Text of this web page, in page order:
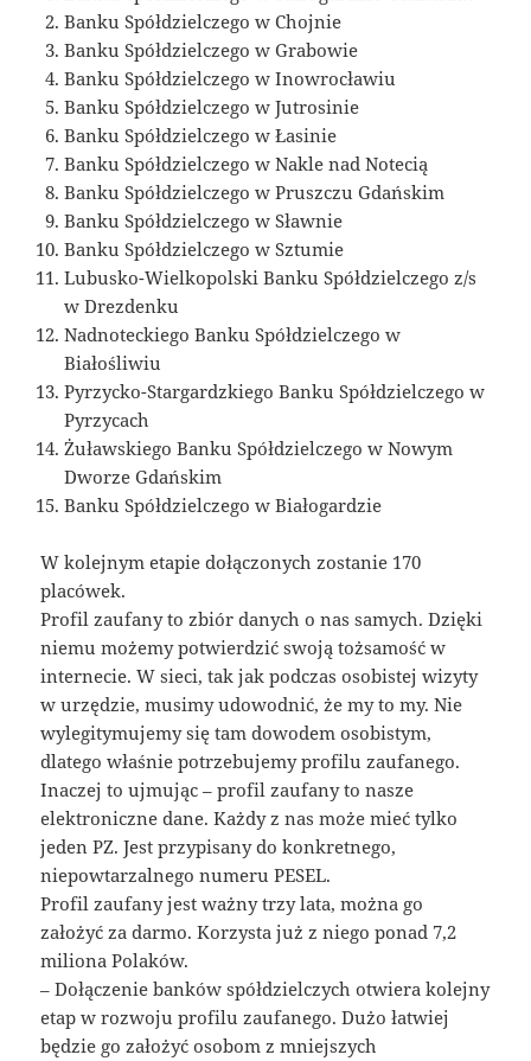
Banku Spółdzielczego w Chojnie
Banku Spółdzielczego w Grabowie
Banku Spółdzielczego w Inowrocławiu
Banku Spółdzielczego w Jutrosinie
Banku Spółdzielczego w Łasinie
Banku Spółdzielczego w Nakle nad Notecią
Banku Spółdzielczego w Pruszczu Gdańskim
Banku Spółdzielczego w Sławnie
Banku Spółdzielczego w Sztumie
Lubusko-Wielkopolski Banku Spółdzielczego z/s
w Drezdenku
Nadnoteckiego Banku Spółdzielczego w
Białośliwiu
Pyrzycko-Stargardzkiego Banku Spółdzielczego w
Pyrzycach
Żuławskiego Banku Spółdzielczego w Nowym
Dworze Gdańskim
Banku Spółdzielczego w Białogardzie
W kolejnym etapie dołączonych zostanie 170
placówek.
Profil zaufany to zbiór danych o nas samych. Dzięki
niemu możemy potwierdzić swoją tożsamość w
internecie. W sieci, tak jak podczas osobistej wizyty
w urzędzie, musimy udowodnić, że my to my. Nie
wylegitymujemy się tam dowodem osobistym,
dlatego właśnie potrzebujemy profilu zaufanego.
Inaczej to ujmując – profil zaufany to nasze
elektroniczne dane. Każdy z nas może mieć tylko
jeden PZ. Jest przypisany do konkretnego,
niepowtarzalnego numeru PESEL.
Profil zaufany jest ważny trzy lata, można go
założyć za darmo. Korzysta już z niego ponad 7,2
miliona Polaków.
– Dołączenie banków spółdzielczych otwiera kolejny
etap w rozwoju profilu zaufanego. Dużo łatwiej
będzie go założyć osobom z mniejszych